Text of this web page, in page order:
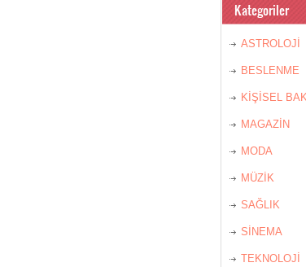
Kategoriler
ASTROLOJİ
BESLENME
KİŞİSEL
MAGAZİN
MODA
MÜZİK
SAĞLIK
SİNEMA
TEKNOLOJİ